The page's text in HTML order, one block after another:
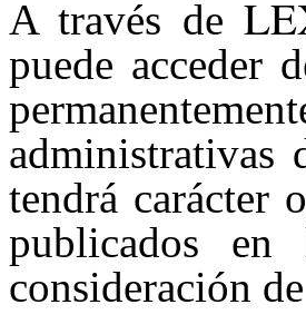
A través de
puede acceder
administrativas
tendrá carácter
publicados
consideración